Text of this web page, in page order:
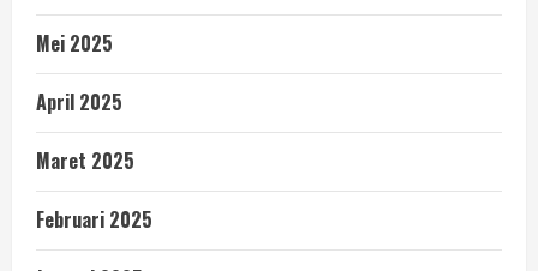
Mei 2025
April 2025
Maret 2025
Februari 2025